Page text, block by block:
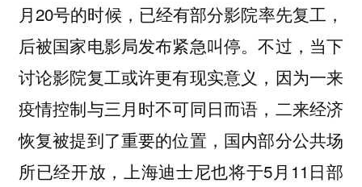
月20号的时候，已经有部分影院率先复工，
后被国家电影局发布紧急叫停。不过，当下
讨论影院复工或许更有现实意义，因为一来
疫情控制与三月时不可同日而语，二来经济
恢复被提到了重要的位置，国内部分公共场
所已经开放，上海迪士尼也将于5月11日部